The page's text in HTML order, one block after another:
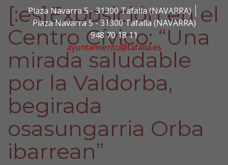
Plaza Navarra 5 - 31300 Tafalla (NAVARRA)
Plaza Navarra 5 - 31300 Tafalla (NAVARRA)
948 70 18 11
ayuntamiento@tafalla.es
[:es]Exposición en el
Centro Cívico: “Una
mirada saludable
por la Valdorba,
begirada
osasungarria Orba
ibarrean”